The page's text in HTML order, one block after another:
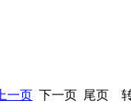
上一页 下一页 尾页